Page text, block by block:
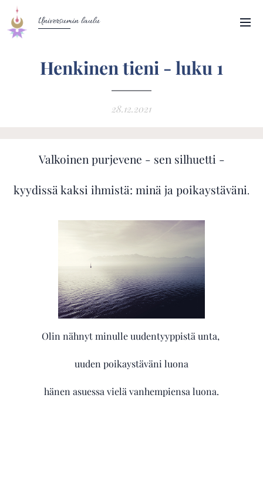
Universumin laulu
Henkinen tieni - luku 1
28.12.2021
Valkoinen purjevene - sen silhuetti -
kyydissä kaksi ihmistä: minä ja poikaystäväni.
Olin nähnyt minulle uudentyyppistä unta,
uuden poikaystäväni luona
hänen asuessa vielä vanhempiensa luona.